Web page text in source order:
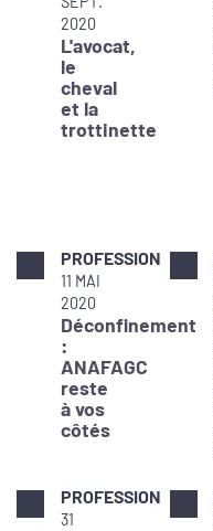
2020
L'avocat,
le
cheval
et la
trottinette
PROFESSION
11 MAI
2020
Déconfinement
:
ANAFAGC
reste
à vos
côtés
PROFESSION
31